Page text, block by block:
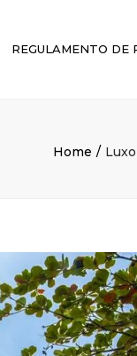
REGULAMENTO DE
Home